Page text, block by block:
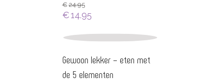
€ 24.95
€14.95
Gewoon lekker – eten met
de 5 elementen